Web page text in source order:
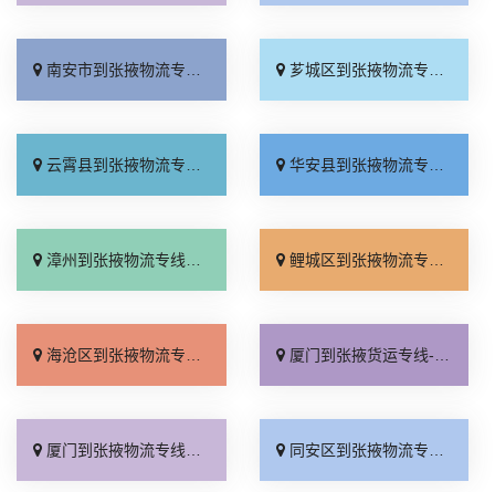
南安市到张掖物流专线_准时准点「直达特快专线」 芗城区到张掖物流专线_专业靠谱「要几天到」
云霄县到张掖物流专线_价位合理「不随意加价」 华安县到张掖物流专线_价位合理「按时送达」
漳州到张掖物流专线_快运有保障「定点发车」 鲤城区到张掖物流专线_怎么收费「费用多少」
海沧区到张掖物流专线_运价实惠「每日发车」 厦门到张掖货运专线-厦门到张掖物流公司_服务周到「诚信为先」
厦门到张掖物流专线_急你所需「直达往返」 同安区到张掖物流专线_合理收费「收费标准」